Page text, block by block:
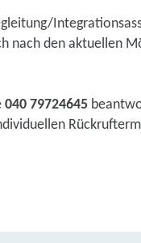
nach den aktuellen
040 79724645